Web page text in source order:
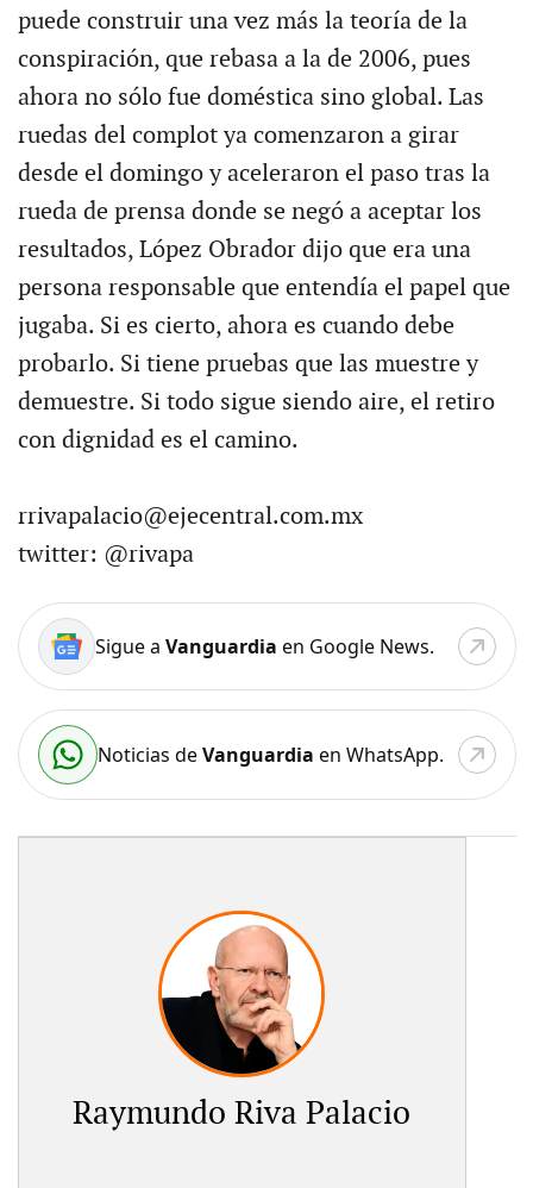
puede construir una vez más la teoría de la
conspiración, que rebasa a la de 2006, pues
ahora no sólo fue doméstica sino global. Las
ruedas del complot ya comenzaron a girar
desde el domingo y aceleraron el paso tras la
rueda de prensa donde se negó a aceptar los
resultados, López Obrador dijo que era una
persona responsable que entendía el papel que
jugaba. Si es cierto, ahora es cuando debe
probarlo. Si tiene pruebas que las muestre y
demuestre. Si todo sigue siendo aire, el retiro
con dignidad es el camino.
rrivapalacio@ejecentral.com.mx
twitter: @rivapa
Sigue a Vanguardia en Google News.
Noticias deVanguardia en WhatsApp.
Raymundo Riva Palacio